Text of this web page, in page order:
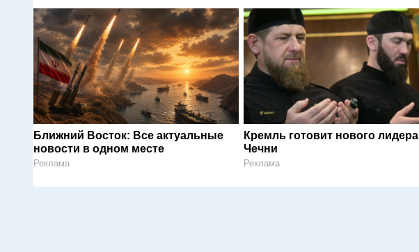
Ближний Восток: Все актуальные
новости в одном месте
Реклама
Кремль готовит нового лидера
Чечни
Реклама